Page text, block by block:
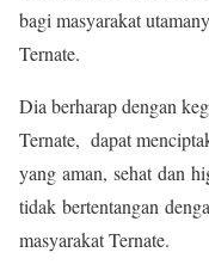
bagi masyarakat
Ternate.
Dia berharap dengan
Ternate, dapat
yang aman, sehat dan
tidak bertentangan
masyarakat Ternate.